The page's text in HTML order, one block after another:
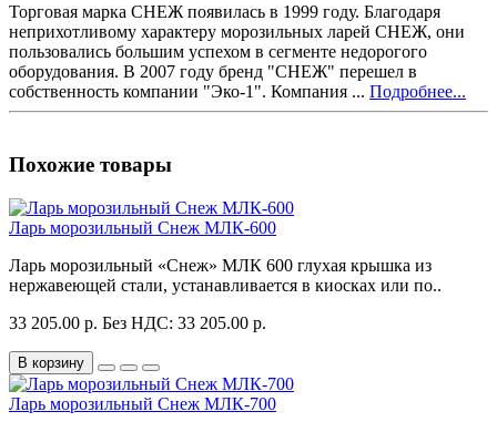
Торговая марка СНЕЖ появилась в 1999 году. Благодаря
неприхотливому характеру морозильных ларей СНЕЖ, они
пользовались большим успехом в сегменте недорогого
оборудования. В 2007 году бренд "СНЕЖ" перешел в
собственность компании "Эко-1". Компания ... Подробнее...
Похожие товары
Ларь морозильный Снеж МЛК-600
Ларь морозильный «Снеж» МЛК 600 глухая крышка из
нержавеющей стали, устанавливается в киосках или по..
33 205.00 р. Без НДС: 33 205.00 р.
В корзину
Ларь морозильный Снеж МЛК-700